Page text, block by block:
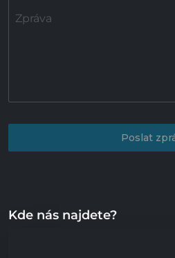
Zpráva
Poslat
Kde nás najdete?